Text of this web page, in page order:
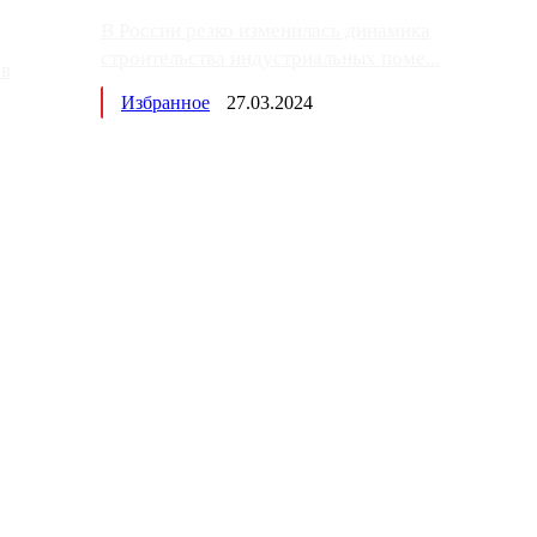
Избранное 27.03.2024